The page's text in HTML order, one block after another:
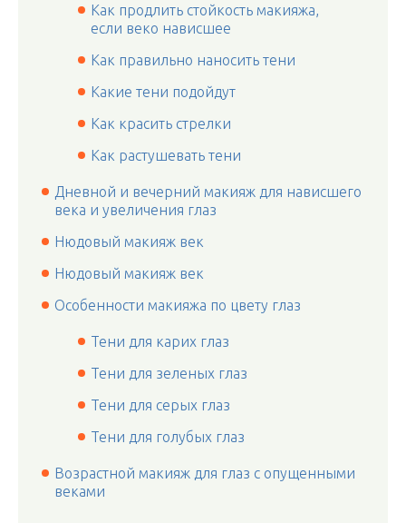
Как продлить стойкость макияжа,
если веко нависшее
Как правильно наносить тени
Какие тени подойдут
Как красить стрелки
Как растушевать тени
Дневной и вечерний макияж для нависшего
века и увеличения глаз
Нюдовый макияж век
Нюдовый макияж век
Особенности макияжа по цвету глаз
Тени для карих глаз
Тени для зеленых глаз
Тени для серых глаз
Тени для голубых глаз
Возрастной макияж для глаз с опущенными
веками